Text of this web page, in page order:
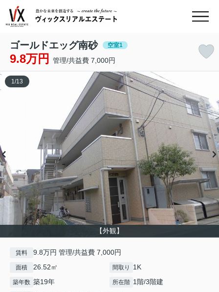
ゴールドエッグ南砂 空室1
9.8万円 管理/共益費 7,000円
【外観】
1/13
賃料 9.8万円 管理/共益費 7,000円
面積 26.52㎡ 間取り 1K
築年数 築19年 所在階 1階/3階建